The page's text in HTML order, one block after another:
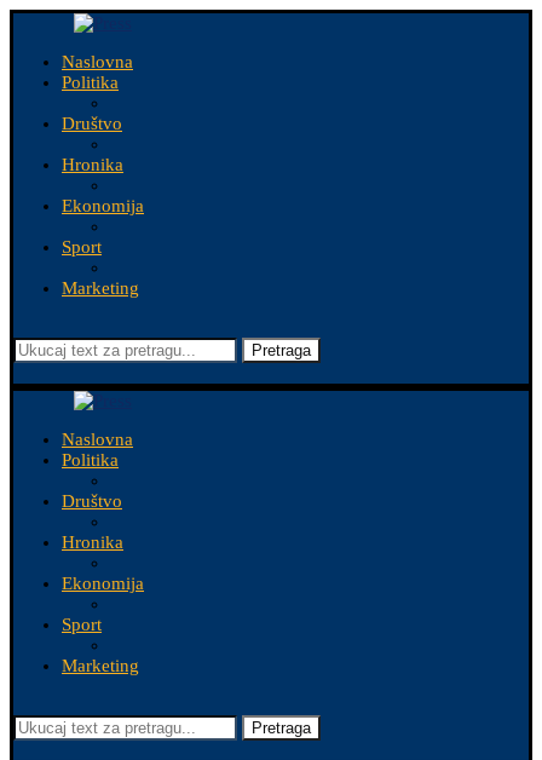
Naslovna
Politika
Društvo
Hronika
Ekonomija
Sport
Marketing
Pretraga
Naslovna
Politika
Društvo
Hronika
Ekonomija
Sport
Marketing
Pretraga